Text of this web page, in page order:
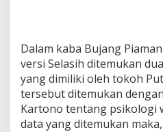
Dalam kaba Bujang
versi Selasih ditemukan
yang dimiliki oleh tokoh
tersebut ditemukan
Kartono tentang psikologi
data yang ditemukan